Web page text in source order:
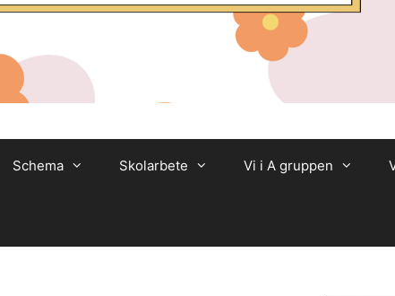
Schema Skolarbete Vi i A gruppen